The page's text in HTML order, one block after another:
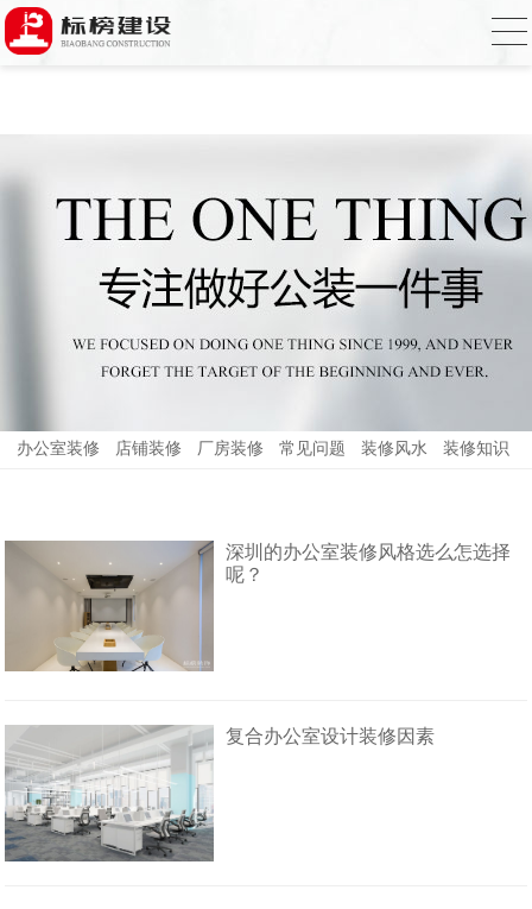
小黄片大全下载,小黄片应用下载,小黄片短
视频,下载小黄片免费
办公室装修 店铺装修 厂房装修 常见问题 装修风水 装修知识
深圳的办公室装修风格选么怎选择
呢？
复合办公室设计装修因素